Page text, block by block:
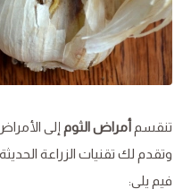
تنقسم أمراض الثوم إلى
وتقدم لك تقنيات الزراعة
فيم يلي: